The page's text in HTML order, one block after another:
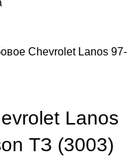
Chevrolet Lanos 97-
Lanos
ТЗ (3003)